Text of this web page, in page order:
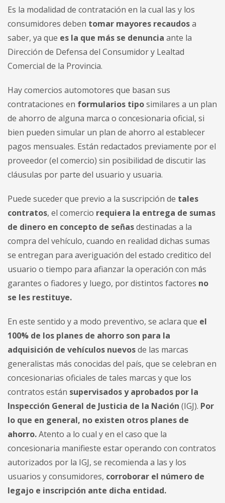
Es la modalidad de contratación en la cual las y los
consumidores deben tomar mayores recaudosa
saber, ya que es la que más se denuncia ante la
Dirección de Defensa del Consumidor y Lealtad
Comercial de la Provincia.
Hay comercios automotores que basan sus
contrataciones en formularios tiposimilares a un plan
de ahorro de alguna marca o concesionaria oficial, si
bien pueden simular un plan de ahorro al establecer
pagos mensuales. Están redactados previamente por el
proveedor (el comercio) sin posibilidad de discutir las
cláusulas por parte del usuario y usuaria.
Puede suceder que previo a la suscripción de tales
contratos, el comercio requiera la entrega de sumas
de dinero en concepto de señasdestinadas a la
compra del vehículo, cuando en realidad dichas sumas
se entregan para averiguación del estado creditico del
usuario o tiempo para afianzar la operación con más
garantes o fiadores y luego, por distintos factores no
se les restituye.
En este sentido y a modo preventivo, se aclara que el
100% de los planes de ahorro son para la
adquisición de vehículos nuevosde las marcas
generalistas más conocidas del país, que se celebran en
concesionarias oficiales de tales marcas y que los
contratos están supervisados y aprobados por la
Inspección General de Justicia de la Nación (IGJ). Por
lo que en general, no existen otros planes de
ahorro.Atento a lo cual y en el caso que la
concesionaria manifieste estar operando con contratos
autorizados por la IGJ, se recomienda a las y los
usuarios y consumidores, corroborar el número de
legajo e inscripción ante dicha entidad.